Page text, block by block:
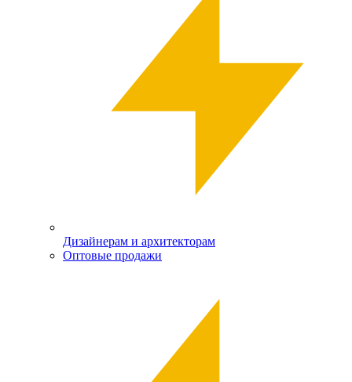
Дизайнерам и архитекторам
Оптовые продажи